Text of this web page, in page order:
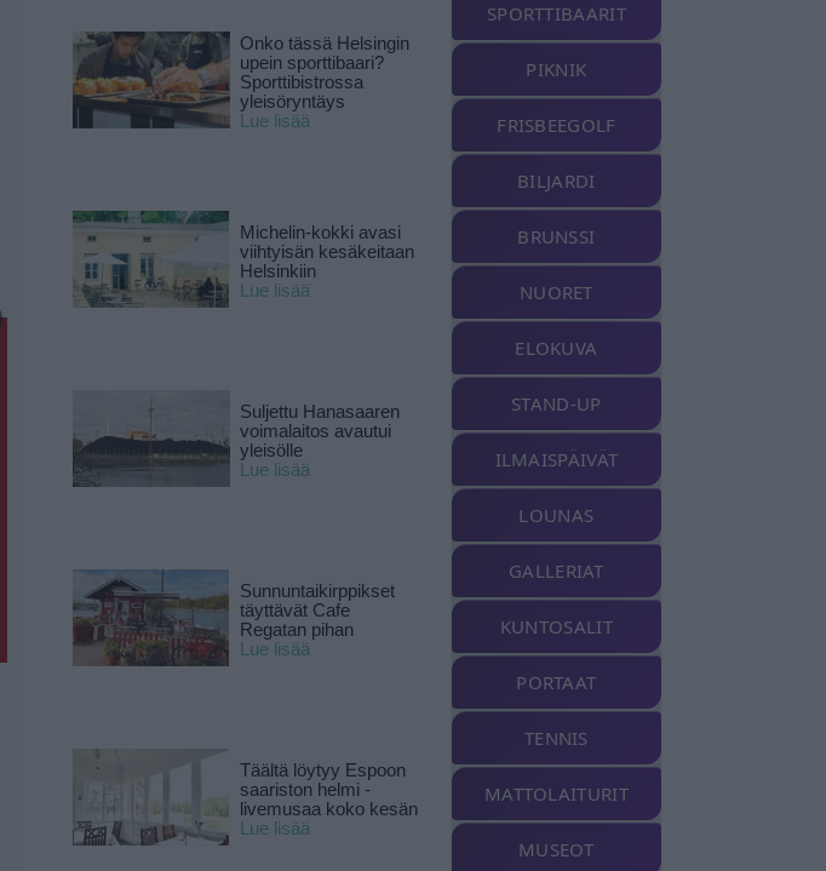
Onko tässä Helsingin
upein sporttibaari?
Sporttibistrossa
yleisöryntäys
Lue lisää
Michelin-kokki avasi
viihtyisän kesäkeitaan
Helsinkiin
Lue lisää
Suljettu Hanasaaren
voimalaitos avautui
yleisölle
Lue lisää
Sunnuntaikirppikset
täyttävät Cafe
Regatan pihan
Lue lisää
Täältä löytyy Espoon
saariston helmi -
livemusaa koko kesän
Lue lisää
SPORTTIBAARIT
PIKNIK
FRISBEEGOLF
BILJARDI
BRUNSSI
NUORET
ELOKUVA
STAND-UP
ILMAISPÄIVÄT
LOUNAS
GALLERIAT
KUNTOSALIT
PORTAAT
TENNIS
MATTOLAITURIT
MUSEOT